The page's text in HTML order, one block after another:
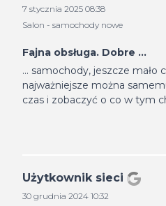
7 stycznia 2025 08:38
Salon - samochody nowe
Fajna obsługa. Dobre ...
... samochody, jeszcze mało
najważniejsze można
czas i zobaczyć o co w tym
Użytkownik sieci
30 grudnia 2024 10:32